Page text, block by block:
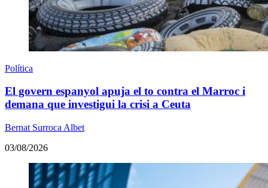
Política
El govern espanyol apuja el to contra el Marroc i
demana que investigui la crisi a Ceuta
Bernat Surroca Albet
03/08/2026